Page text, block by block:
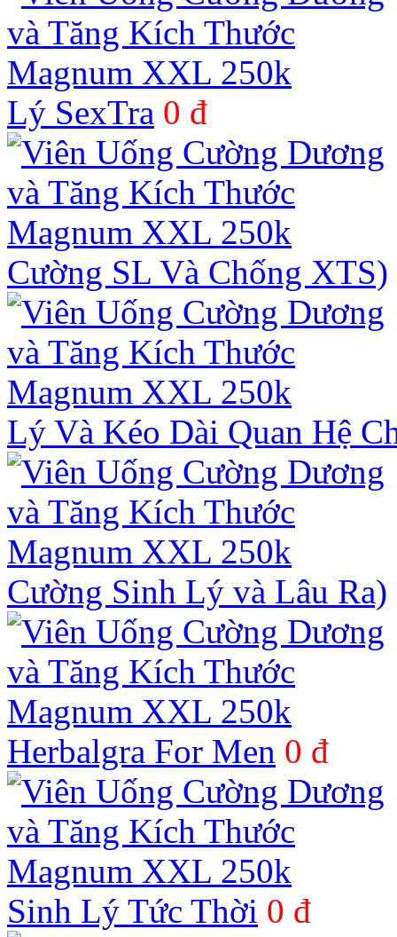
Lý SexTra 0 đ
Cường SL Và Chống XTS)
Lý Và Kéo Dài Quan Hệ
Cường Sinh Lý và Lâu Ra)
Herbalgra For Men 0 đ
Sinh Lý Tức Thời 0 đ